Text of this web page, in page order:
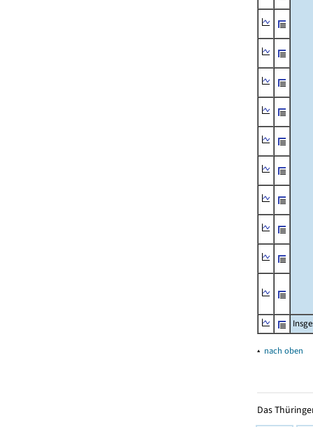
▴ nach oben
Das